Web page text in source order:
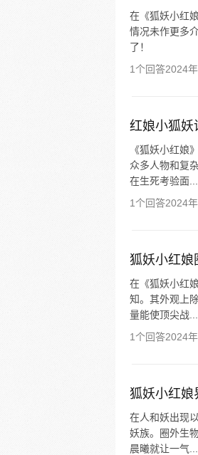
在《狐妖小红
情况未作更多
了！
1个回答2024
红娘小狐妖
《狐妖小红娘
众多人物和复
在生死考验面...
1个回答2024
狐妖小红娘
在《狐妖小红
知。其外观上
量能使顶尖战...
1个回答2024
狐妖小红娘
在人和妖出现
妖族。圈外生
晨曦就让一气...